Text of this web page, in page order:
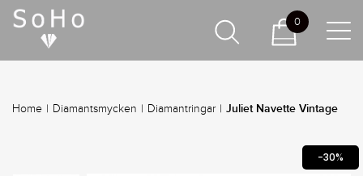
Home | Diamantsmycken | Diamantringar | Juliet Navette Vintage
-30%
0